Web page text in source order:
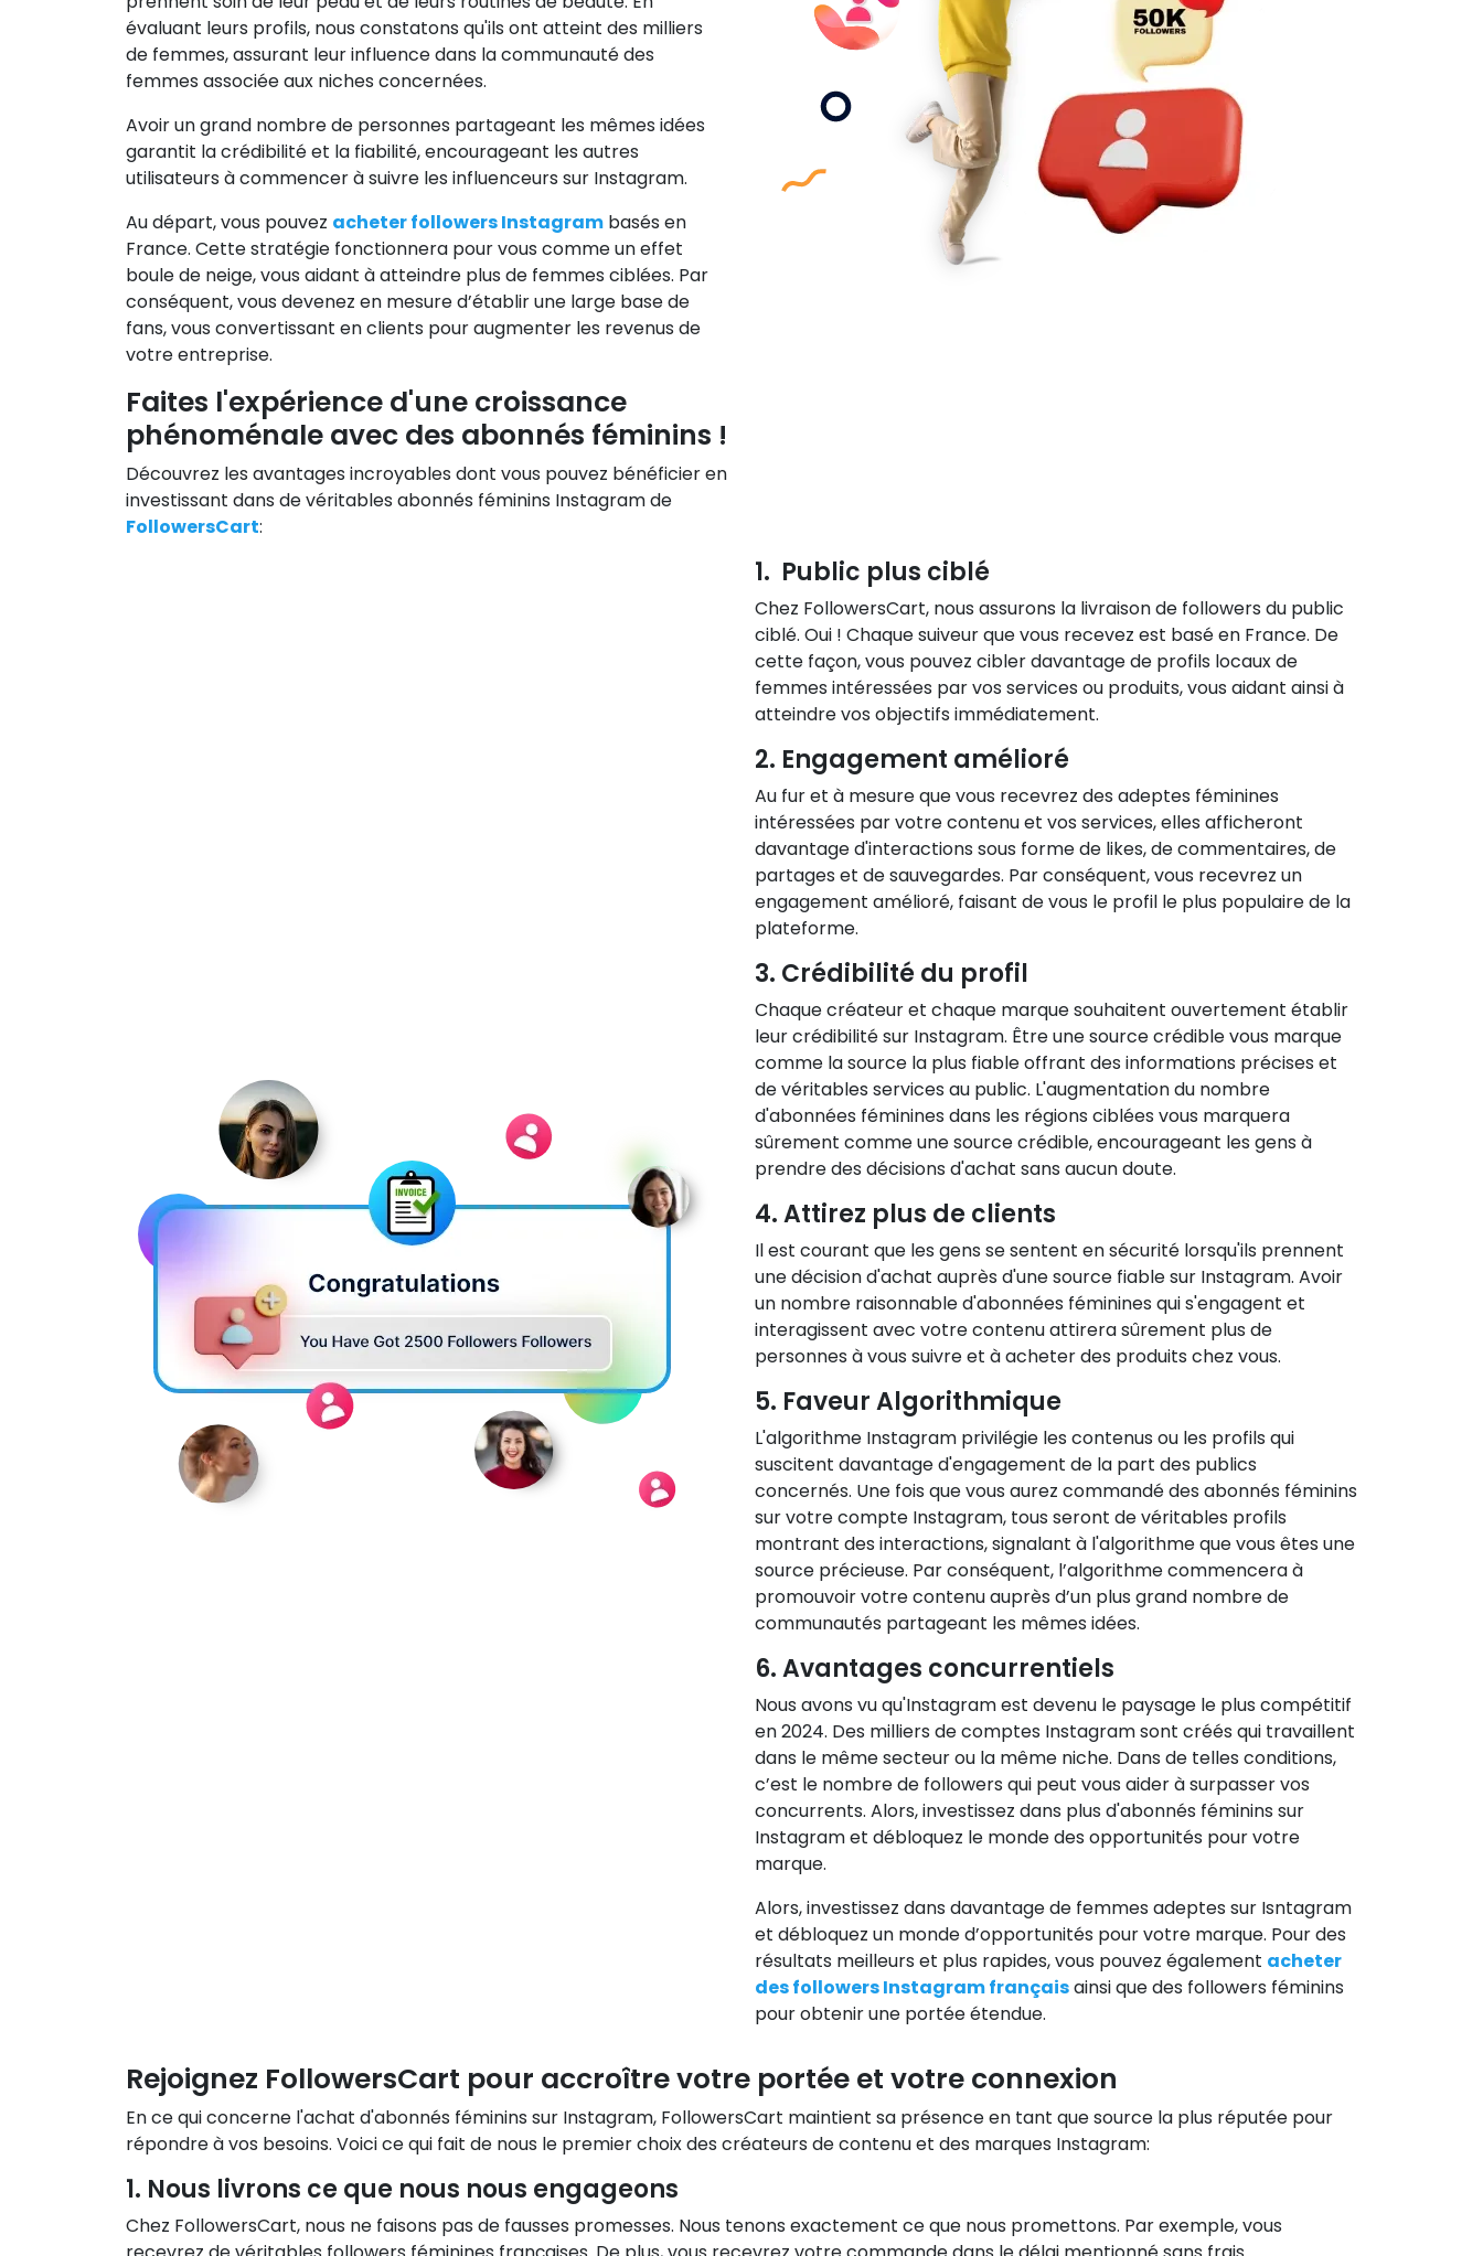
évaluant leurs profils, nous constatons qu'ils ont atteint des milliers
de femmes, assurant leur influence dans la communauté des
femmes associée aux niches concernées.
Avoir un grand nombre de personnes partageant les mêmes idées
garantit la crédibilité et la fiabilité, encourageant les autres
utilisateurs à commencer à suivre les influenceurs sur Instagram.
Au départ, vous pouvez acheter followers Instagram basés en
France. Cette stratégie fonctionnera pour vous comme un effet
boule de neige, vous aidant à atteindre plus de femmes ciblées. Par
conséquent, vous devenez en mesure d’établir une large base de
fans, vous convertissant en clients pour augmenter les revenus de
votre entreprise.
Faites l'expérience d'une croissance
phénoménale avec des abonnés féminins !
Découvrez les avantages incroyables dont vous pouvez bénéficier en
investissant dans de véritables abonnés féminins Instagram de
FollowersCart:
1. Public plus ciblé
Chez FollowersCart, nous assurons la livraison de followers du public
ciblé. Oui ! Chaque suiveur que vous recevez est basé en France. De
cette façon, vous pouvez cibler davantage de profils locaux de
femmes intéressées par vos services ou produits, vous aidant ainsi à
atteindre vos objectifs immédiatement.
2. Engagement amélioré
Au fur et à mesure que vous recevrez des adeptes féminines
intéressées par votre contenu et vos services, elles afficheront
davantage d'interactions sous forme de likes, de commentaires, de
partages et de sauvegardes. Par conséquent, vous recevrez un
engagement amélioré, faisant de vous le profil le plus populaire de la
plateforme.
3. Crédibilité du profil
Chaque créateur et chaque marque souhaitent ouvertement établir
leur crédibilité sur Instagram. Être une source crédible vous marque
comme la source la plus fiable offrant des informations précises et
de véritables services au public. L'augmentation du nombre
d'abonnées féminines dans les régions ciblées vous marquera
sûrement comme une source crédible, encourageant les gens à
prendre des décisions d'achat sans aucun doute.
4. Attirez plus de clients
Il est courant que les gens se sentent en sécurité lorsqu'ils prennent
une décision d'achat auprès d'une source fiable sur Instagram. Avoir
un nombre raisonnable d'abonnées féminines qui s'engagent et
interagissent avec votre contenu attirera sûrement plus de
personnes à vous suivre et à acheter des produits chez vous.
5. Faveur Algorithmique
L'algorithme Instagram privilégie les contenus ou les profils qui
suscitent davantage d'engagement de la part des publics
concernés. Une fois que vous aurez commandé des abonnés féminins
sur votre compte Instagram, tous seront de véritables profils
montrant des interactions, signalant à l'algorithme que vous êtes une
source précieuse. Par conséquent, l’algorithme commencera à
promouvoir votre contenu auprès d’un plus grand nombre de
communautés partageant les mêmes idées.
6. Avantages concurrentiels
Nous avons vu qu'Instagram est devenu le paysage le plus compétitif
en 2024. Des milliers de comptes Instagram sont créés qui travaillent
dans le même secteur ou la même niche. Dans de telles conditions,
c’est le nombre de followers qui peut vous aider à surpasser vos
concurrents. Alors, investissez dans plus d'abonnés féminins sur
Instagram et débloquez le monde des opportunités pour votre
marque.
Alors, investissez dans davantage de femmes adeptes sur Isntagram
et débloquez un monde d’opportunités pour votre marque. Pour des
résultats meilleurs et plus rapides, vous pouvez également acheter
des followers Instagram françaisainsi que des followers féminins
pour obtenir une portée étendue.
Rejoignez FollowersCart pour accroître votre portée et votre connexion
En ce qui concerne l'achat d'abonnés féminins sur Instagram, FollowersCart maintient sa présence en tant que source la plus réputée pour
répondre à vos besoins. Voici ce qui fait de nous le premier choix des créateurs de contenu et des marques Instagram:
1. Nous livrons ce que nous nous engageons
Chez FollowersCart, nous ne faisons pas de fausses promesses. Nous tenons exactement ce que nous promettons. Par exemple, vous